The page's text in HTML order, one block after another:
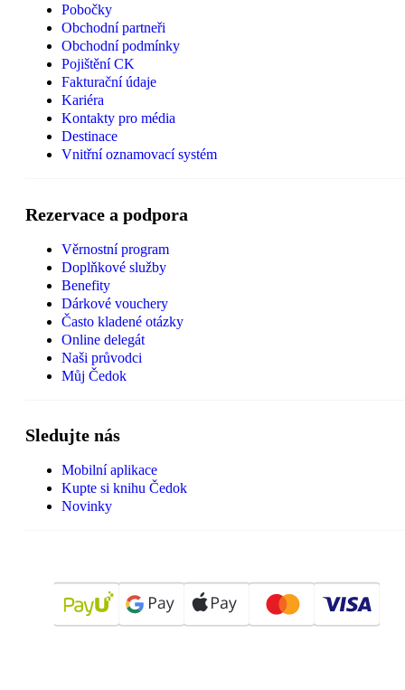
Pobočky
Obchodní partneři
Obchodní podmínky
Pojištění CK
Fakturační údaje
Kariéra
Kontakty pro média
Destinace
Vnitřní oznamovací systém
Rezervace a podpora
Věrnostní program
Doplňkové služby
Benefity
Dárkové vouchery
Často kladené otázky
Online delegát
Naši průvodci
Můj Čedok
Sledujte nás
Mobilní aplikace
Kupte si knihu Čedok
Novinky